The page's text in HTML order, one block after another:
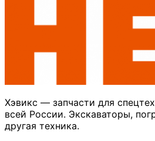
Хэвикс — запчасти для
всей России. Экскаваторы,
другая техника.